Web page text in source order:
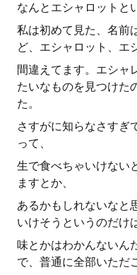
なんとエシャロットと
私は初めて見た、名前
ど、エシャロット、エ
間違えてます。エシャ
たいなものを見つけた
た。
さすがに知らなさすぎ
って、
生で食べちゃいけない
ますとか、
あるかもしれないなと
いけそうというのだけ
味とかはわかんないん
で、普通に全部いただ